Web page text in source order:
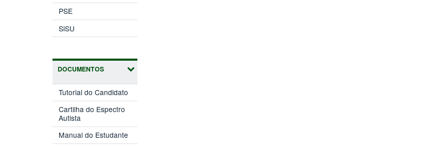
PSE
SiSU
DOCUMENTOS
Tutorial do Candidato
Cartilha do Espectro
Autista
Manual do Estudante